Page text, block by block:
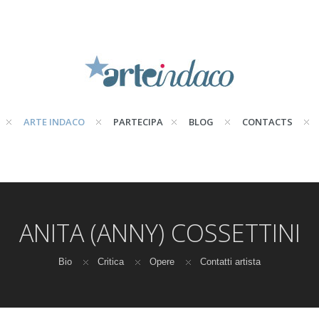
ARTE INDACO PARTECIPA BLOG CONTACTS
ANITA (ANNY) COSSETTINI
Bio Critica Opere Contatti artista